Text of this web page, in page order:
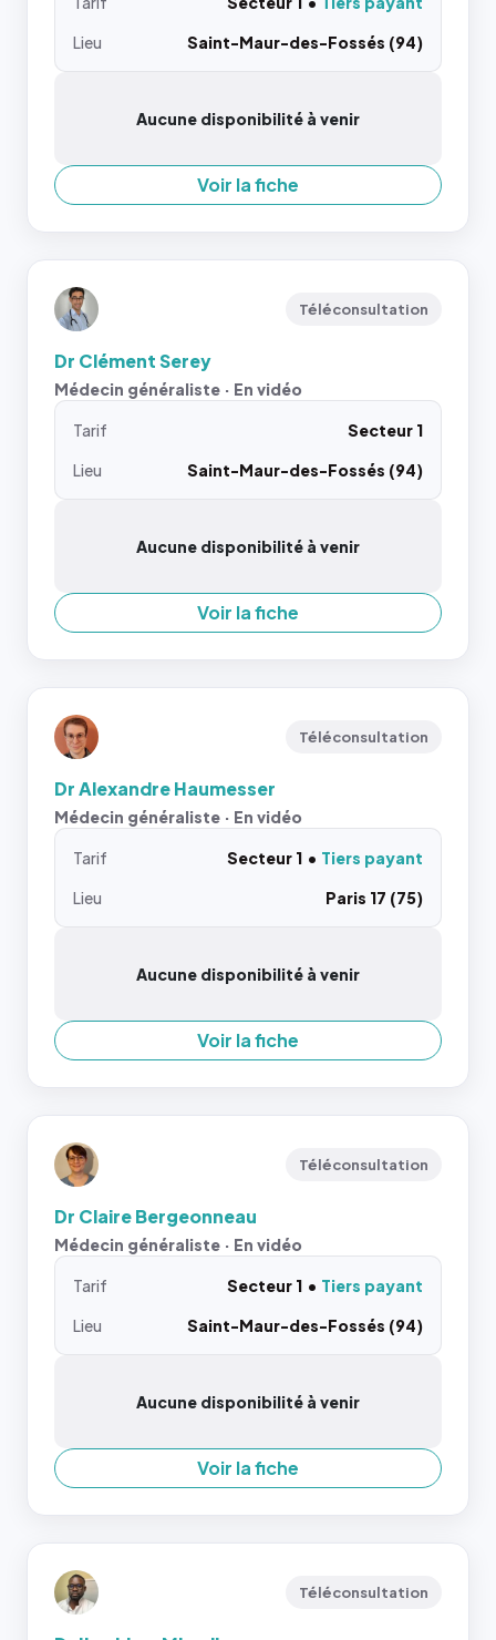
Lieu
Saint-Maur-des-Fossés (94)
Aucune disponibilité à venir
Voir la fiche
Téléconsultation
Dr Clément Serey
Médecin généraliste · En vidéo
Tarif
Secteur 1
Lieu
Saint-Maur-des-Fossés (94)
Aucune disponibilité à venir
Voir la fiche
Téléconsultation
Dr Alexandre Haumesser
Médecin généraliste · En vidéo
Tarif Secteur 1
Tiers payant
Lieu
Paris 17 (75)
Aucune disponibilité à venir
Voir la fiche
Téléconsultation
Dr Claire Bergeonneau
Médecin généraliste · En vidéo
Tarif Secteur 1
Tiers payant
Lieu
Saint-Maur-des-Fossés (94)
Aucune disponibilité à venir
Voir la fiche
Téléconsultation